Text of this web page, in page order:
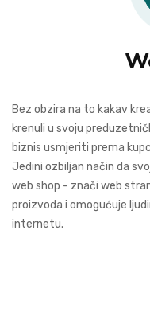
Bez obzira na to kakav
krenuli u svoju
biznis usmjeriti prema
Jedini ozbiljan način da
web shop - znači web
proizvoda i omogućuje
internetu.